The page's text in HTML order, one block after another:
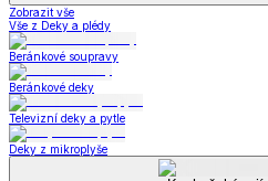
Zobrazit vše
Vše z Deky a plédy
Beránkové soupravy
Beránkové deky
Televizní deky a pytle
Deky z mikroplyše